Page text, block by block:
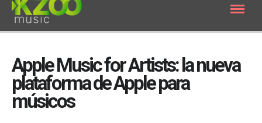
Apple Music for Artists: la nueva
plataforma de Apple para
músicos